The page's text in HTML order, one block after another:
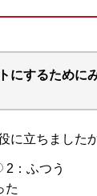
にするために
に立ちました
2：ふつう
た